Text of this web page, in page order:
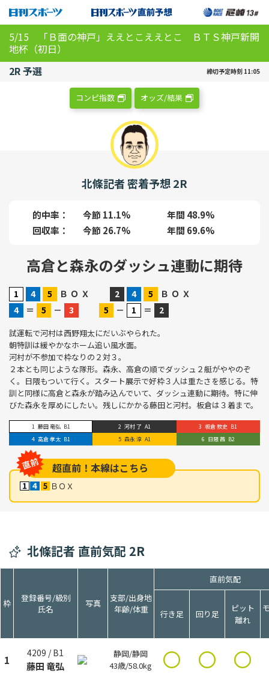
5/15 「Ｂ面の神戸」ええとこええとこ ＢＴＳ神戸新開
地杯（初日）
2R 予選
締切予定時刻 11:05
コンピ指数 オッズ/結果
北條記者 密着予想 2R
的中率 今節 11.1%
年間 48.9%
回収率
今節 26.7% 年間 69.6%
高倉と森永のダッシュ連動に期待
Ｂ Ｏ Ｘ Ｂ Ｏ Ｘ
＝
－ － ＝
試運転で河村は西野翔太にだいぶやられた。
朝特訓は緩やかなホーム追い風水面。
河村が不参加で枠なりの２対３。
２本とも同じような隊形。森永、高倉の順でダッシュ２艇がややのぞ
く。日隈もついて行く。スタート展示で好枠３人は重たさを感じる。特
訓と同様に高倉と森永が踏み込んでいて、ダッシュ連動に期待。特に伸
びた森永を厚めにしたい。残しにかかる藤田と河村。板倉は３着まで。
藤田 竜弘 B1 河村 了 A1 板倉 敦史 B1
高倉 孝太 B1 森永 淳 A1 日隈 茜 B2
超直前！本線はこちら
ＢＯＸ
北條記者 直前気配 2R
枠
登録番号/級別
氏名
1 4209 /B1
藤田 竜弘
写真
支部/出身地
年齢/体重
直前気配
行き足 回り足
ピット
離れ
静岡/静岡
43歳/58.0kg